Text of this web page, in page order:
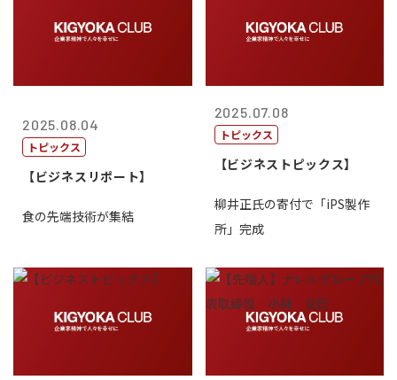
2025.08.04
トピックス
【ビジネスリポート】
食の先端技術が集結
2025.07.08
トピックス
【ビジネストピックス】
柳井正氏の寄付で「iPS製作
所」完成